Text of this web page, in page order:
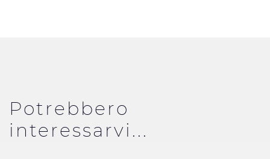
Potrebbero
interessarvi...